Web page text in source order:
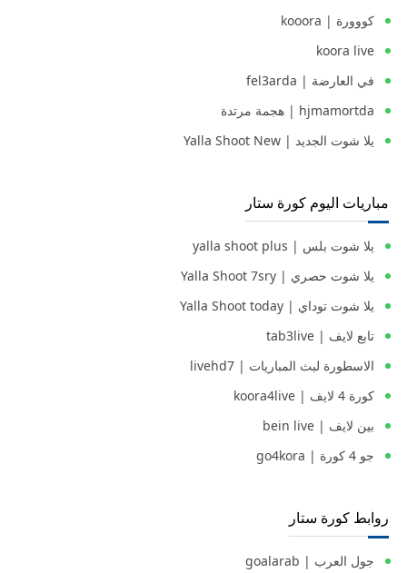
كووورة | kooora
koora live
في العارضة | fel3arda
hjmamortda | هجمة مرتدة
يلا شوت الجديد | Yalla Shoot New
مباريات اليوم كورة ستار
يلا شوت بلس | yalla shoot plus
يلا شوت حصري | Yalla Shoot 7sry
يلا شوت توداي | Yalla Shoot today
تابع لايف | tab3live
الاسطورة لبث المباريات | livehd7
كورة 4 لايف | koora4live
بين لايف | bein live
جو 4 كورة | go4kora
روابط كورة ستار
جول العرب | goalarab